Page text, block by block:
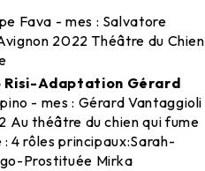
Fava - mes : Salvatore
2022 Théâtre du Chien
Risi-Adaptation Gérard
- mes : Gérard Vantaggioli
Au théâtre du chien qui fume
4 rôles principaux:Sarah-
Prostituée Mirka